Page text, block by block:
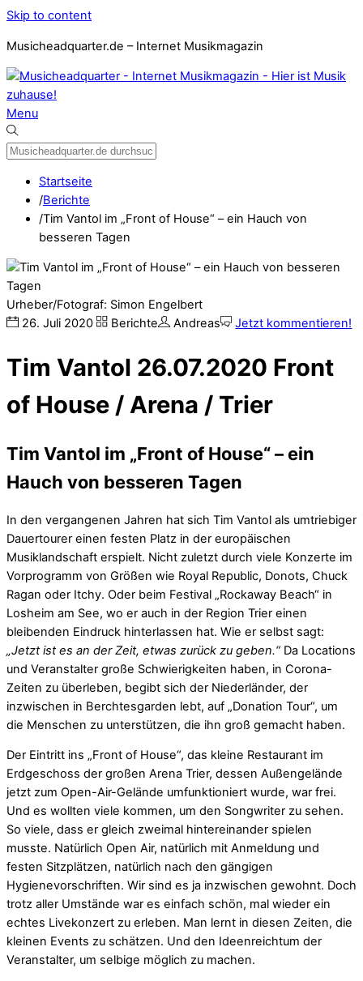
Skip to content
Musicheadquarter.de – Internet Musikmagazin
Menu
Startseite
/Berichte
/Tim Vantol im „Front of House“ – ein Hauch von
besseren Tagen
Urheber/Fotograf: Simon Engelbert
26. Juli 2020 Berichte Andreas Jetzt kommentieren!
Tim Vantol 26.07.2020 Front
of House / Arena / Trier
Tim Vantol im „Front of House“ – ein
Hauch von besseren Tagen
In den vergangenen Jahren hat sich Tim Vantol als umtriebiger
Dauertourer einen festen Platz in der europäischen
Musiklandschaft erspielt. Nicht zuletzt durch viele Konzerte im
Vorprogramm von Größen wie Royal Republic, Donots, Chuck
Ragan oder Itchy. Oder beim Festival „Rockaway Beach“ in
Losheim am See, wo er auch in der Region Trier einen
bleibenden Eindruck hinterlassen hat. Wie er selbst sagt:
„Jetzt ist es an der Zeit, etwas zurück zu geben.“Da Locations
und Veranstalter große Schwierigkeiten haben, in Corona-
Zeiten zu überleben, begibt sich der Niederländer, der
inzwischen in Berchtesgarden lebt, auf „Donation Tour“, um
die Menschen zu unterstützen, die ihn groß gemacht haben.
Der Eintritt ins „Front of House“, das kleine Restaurant im
Erdgeschoss der großen Arena Trier, dessen Außengelände
jetzt zum Open-Air-Gelände umfunktioniert wurde, war frei.
Und es wollten viele kommen, um den Songwriter zu sehen.
So viele, dass er gleich zweimal hintereinander spielen
musste. Natürlich Open Air, natürlich mit Anmeldung und
festen Sitzplätzen, natürlich nach den gängigen
Hygienevorschriften. Wir sind es ja inzwischen gewohnt. Doch
trotz aller Umstände war es einfach schön, mal wieder ein
echtes Livekonzert zu erleben. Man lernt in diesen Zeiten, die
kleinen Events zu schätzen. Und den Ideenreichtum der
Veranstalter, um selbige möglich zu machen.